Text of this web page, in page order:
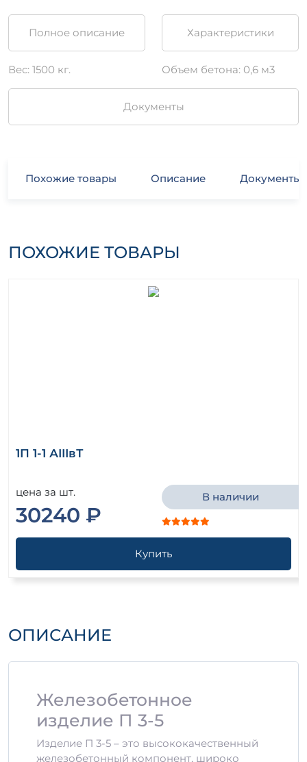
Полное описание Характеристики
Вес: 1500 кг. Объем бетона: 0,6 м3
Документы
Похожие товары Описание Документы
ПОХОЖИЕ ТОВАРЫ
1П 1-1 АIIIвТ
цена за шт.
30240 ₽
В наличии
Купить
ОПИСАНИЕ
Железобетонное
изделие П 3-5
Изделие П 3-5 – это высококачественный
железобетонный компонент, широко